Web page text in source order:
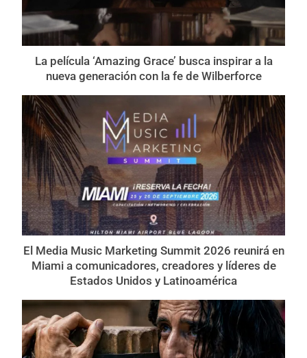
La película ‘Amazing Grace’ busca inspirar a la
nueva generación con la fe de Wilberforce
El Media Music Marketing Summit 2026 reunirá en
Miami a comunicadores, creadores y líderes de
Estados Unidos y Latinoamérica